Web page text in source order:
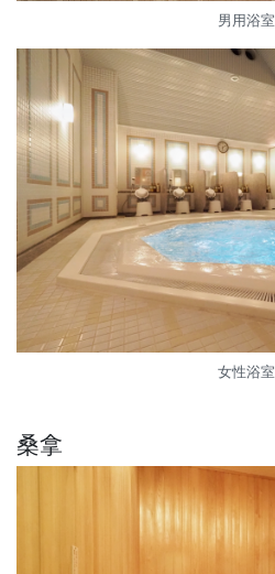
男用浴室
女性浴室
桑拿